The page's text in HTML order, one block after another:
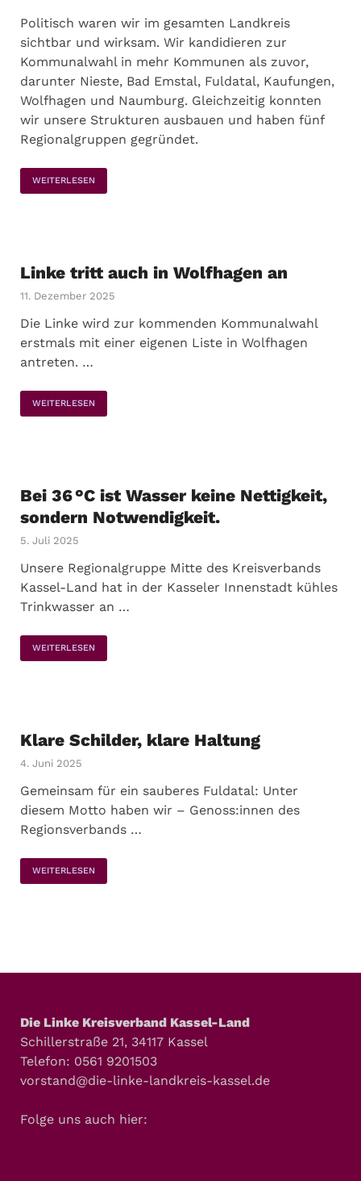
Politisch waren wir im gesamten Landkreis
sichtbar und wirksam. Wir kandidieren zur
Kommunalwahl in mehr Kommunen als zuvor,
darunter Nieste, Bad Emstal, Fuldatal, Kaufungen,
Wolfhagen und Naumburg. Gleichzeitig konnten
wir unsere Strukturen ausbauen und haben fünf
Regionalgruppen gegründet.
WEITERLESEN
Linke tritt auch in Wolfhagen an
11. Dezember 2025
Die Linke wird zur kommenden Kommunalwahl
erstmals mit einer eigenen Liste in Wolfhagen
antreten. …
WEITERLESEN
Bei 36 °C ist Wasser keine Nettigkeit,
sondern Notwendigkeit.
5. Juli 2025
Unsere Regionalgruppe Mitte des Kreisverbands
Kassel-Land hat in der Kasseler Innenstadt kühles
Trinkwasser an …
WEITERLESEN
Klare Schilder, klare Haltung
4. Juni 2025
Gemeinsam für ein sauberes Fuldatal: Unter
diesem Motto haben wir – Genoss:innen des
Regionsverbands …
WEITERLESEN
Die Linke Kreisverband Kassel-Land
Schillerstraße 21, 34117 Kassel
Telefon: 0561 9201503
vorstand@die-linke-landkreis-kassel.de
Folge uns auch hier: